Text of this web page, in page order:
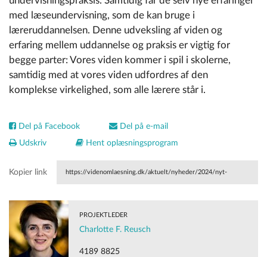
med læseundervisning, som de kan bruge i
læreruddannelsen. Denne udveksling af viden og
erfaring mellem uddannelse og praksis er vigtig for
begge parter: Vores viden kommer i spil i skolerne,
samtidig med at vores viden udfordres af den
komplekse virkelighed, som alle lærere står i.
Del på Facebook
Del på e-mail
Udskriv
Hent oplæsningsprogram
Kopier link https://videnomlaesning.dk/aktuelt/nyheder/2024/nyt-
PROJEKTLEDER
Charlotte F. Reusch
4189 8825